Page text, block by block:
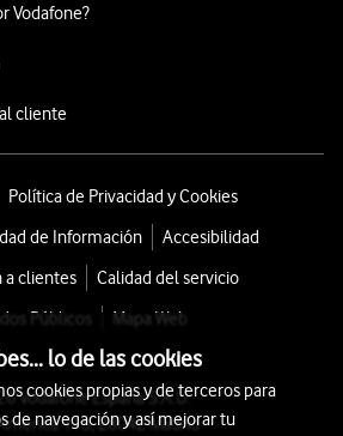
Vodafone?
cliente
Política de Privacidad y Cookies
de Información
Accesibilidad
a clientes
Calidad del servicio
Públicos
Mapa Web
Vodafone España S.A.U.
115, 28042 Madrid
lo de las cookies
cookies propias y de terceros para
de navegación y así mejorar tu